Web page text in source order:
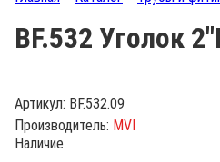
л
у
BF.532 Уголок
Артикул: BF.532.09
Производитель: MVI
Наличие